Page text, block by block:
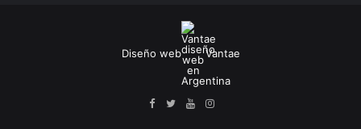
Diseño web Vantae